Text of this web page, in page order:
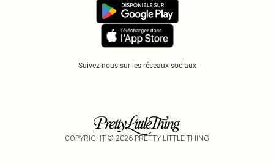
Suivez-nous sur les réseaux sociaux
COPYRIGHT © 2026 PRETTY LITTLE THING